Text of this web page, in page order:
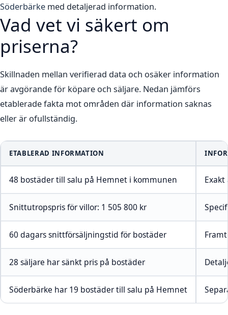
Söderbärke med detaljerad information.
Vad vet vi säkert om
priserna?
Skillnaden mellan verifierad data och osäker information
är avgörande för köpare och säljare. Nedan jämförs
etablerade fakta mot områden där information saknas
eller är ofullständig.
ETABLERAD INFORMATION
48 bostäder till salu på Hemnet i kommunen
Snittutropspris för villor: 1 505 800 kr
60 dagars snittförsäljningstid för bostäder
28 säljare har sänkt pris på bostäder
Söderbärke har 19 bostäder till salu på Hemnet